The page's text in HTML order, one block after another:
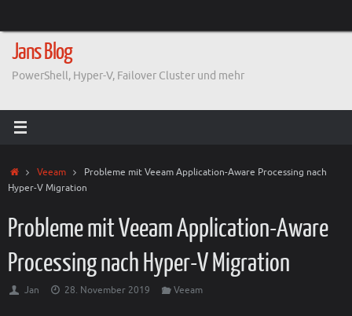
springen
Jans Blog
PowerShell, Hyper-V, Failover Cluster und mehr
StartVeeam
Probleme mit Veeam Application-Aware Processing nach
Hyper-V Migration
Probleme mit Veeam Application-Aware
Processing nach Hyper-V Migration
Jan 28. November 2019 Veeam